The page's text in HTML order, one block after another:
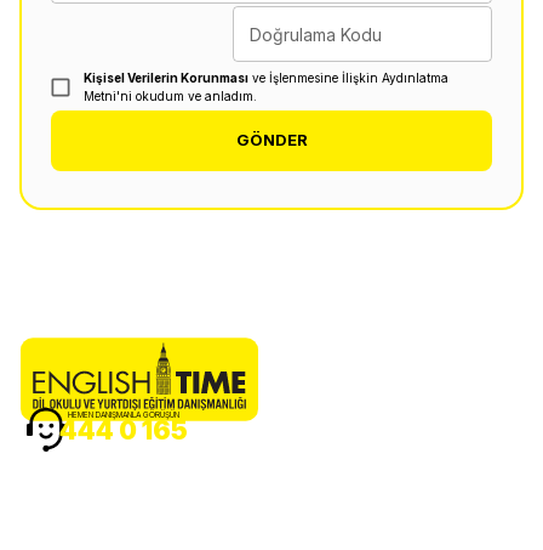
Doğrulama Kodu
Kişisel Verilerin Korunması ve İşlenmesine İlişkin Aydınlatma
Metni'ni okudum ve anladım.
GÖNDER
HEMEN DANIŞMANLA GÖRÜŞÜN
444 0 165